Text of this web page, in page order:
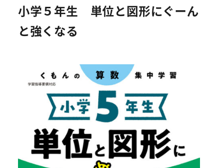
小学５年生 単位と図形にぐーん
と強くなる